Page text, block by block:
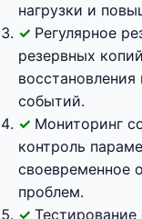
нагрузки и
Регулярное
резервных
событий.
Мониторинг
контроль
своевременное
проблем.
Тестирование